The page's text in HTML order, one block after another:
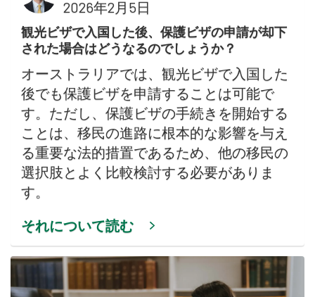
2026年2月5日
観光ビザで入国した後、保護ビザの申請が却下
された場合はどうなるのでしょうか？
オーストラリアでは、観光ビザで入国した
後でも保護ビザを申請することは可能で
す。ただし、保護ビザの手続きを開始する
ことは、移民の進路に根本的な影響を与え
る重要な法的措置であるため、他の移民の
選択肢とよく比較検討する必要がありま
す。
それについて読む